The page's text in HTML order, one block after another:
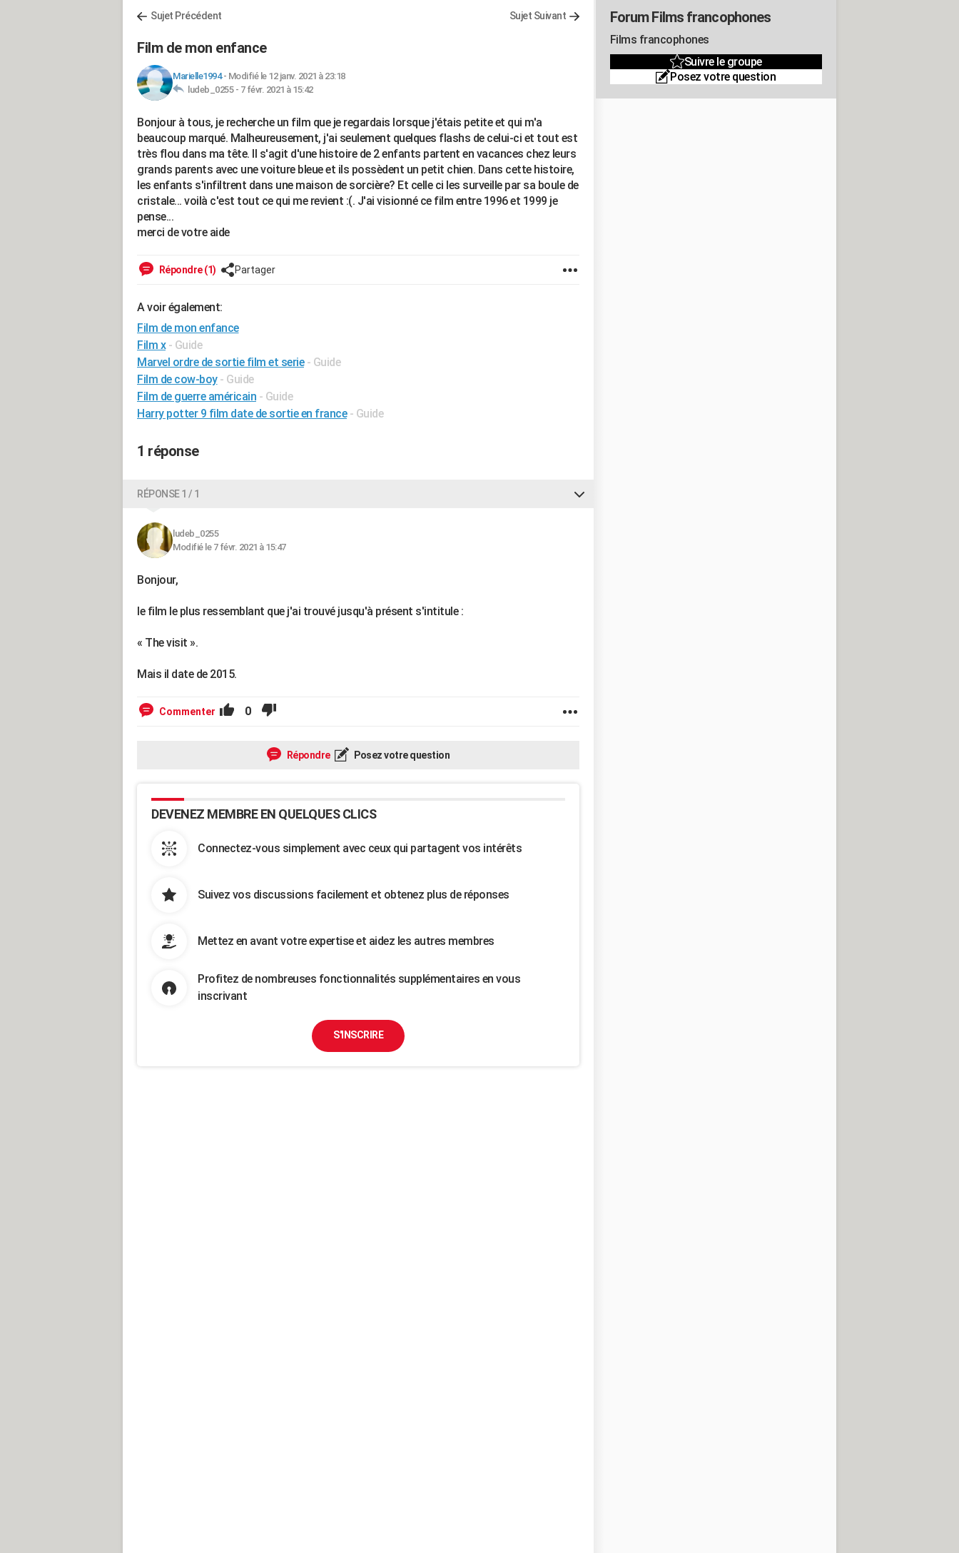
Sujet Précédent Sujet Suivant
Film de mon enfance
Marielle1994- Modifié le 12 janv. 2021 à 23:18
ludeb_0255 - 7 févr. 2021 à 15:42
Bonjour à tous, je recherche un film que je regardais lorsque j'étais petite et qui m'a
beaucoup marqué. Malheureusement, j'ai seulement quelques flashs de celui-ci et tout est
très flou dans ma tête. Il s'agit d'une histoire de 2 enfants partent en vacances chez leurs
grands parents avec une voiture bleue et ils possèdent un petit chien. Dans cette histoire,
les enfants s'infiltrent dans une maison de sorcière? Et celle ci les surveille par sa boule de
cristale... voilà c'est tout ce qui me revient :(. J'ai visionné ce film entre 1996 et 1999 je
pense...
merci de votre aide
Répondre (1) Partager
A voir également:
Film de mon enfance
Film x - Guide
Marvel ordre de sortie film et serie - Guide
Film de cow-boy - Guide
Film de guerre américain - Guide
Harry potter 9 film date de sortie en france - Guide
1 réponse
RÉPONSE 1 / 1
ludeb_0255
Modifié le 7 févr. 2021 à 15:47
Bonjour,
le film le plus ressemblant que j'ai trouvé jusqu'à présent s'intitule :
« The visit ».
Mais il date de 2015.
Commenter 0
Répondre Posez votre question
DEVENEZ MEMBRE EN QUELQUES CLICS
Connectez-vous simplement avec ceux qui partagent vos intérêts
Suivez vos discussions facilement et obtenez plus de réponses
Mettez en avant votre expertise et aidez les autres membres
Profitez de nombreuses fonctionnalités supplémentaires en vous
inscrivant
S'INSCRIRE
Forum Films francophones
Films francophones
Suivre le groupe
Posez votre question